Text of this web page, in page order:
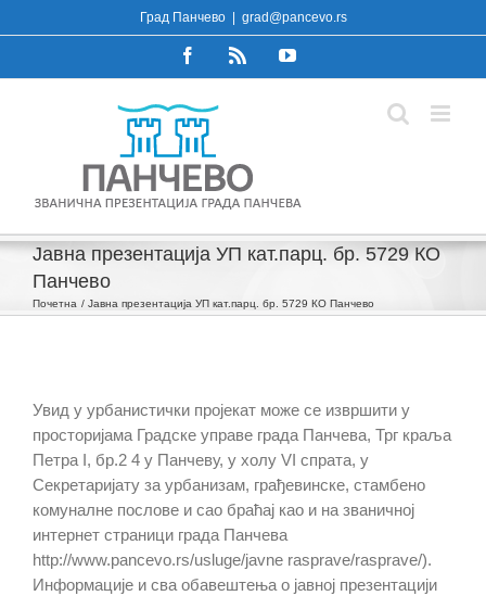
to
Град Панчево grad@pancevo.rs
FacebookRss YouTube
Јавна презентација УП кат.парц. бр. 5729 КО
Панчево
Почетна Јавна презентација УП кат.парц. бр. 5729 КО Панчево
Увид у урбанистички пројекат може се извршити у
просторијама Градске управе града Панчева, Трг краља
Петра I, бр.2 4 у Панчеву, у холу VI спрата, у
Секретаријату за урбанизам, грађевинске, стамбено
комуналне послове и сао браћај као и на званичној
интернет страници града Панчева
http://www.pancevo.rs/usluge/javne rasprave/rasprave/).
Информације и сва обавештења о јавној презентацији